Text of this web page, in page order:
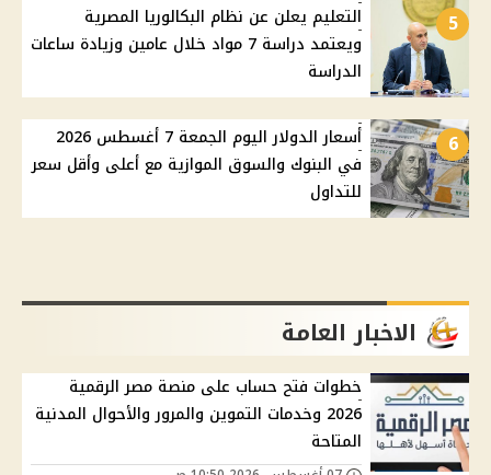
5
التعليم يعلن عن نظام البكالوريا المصرية
ويعتمد دراسة 7 مواد خلال عامين وزيادة ساعات
الدراسة
6
أسعار الدولار اليوم الجمعة 7 أغسطس 2026
في البنوك والسوق الموازية مع أعلى وأقل سعر
للتداول
الاخبار العامة
خطوات فتح حساب على منصة مصر الرقمية
2026 وخدمات التموين والمرور والأحوال المدنية
المتاحة